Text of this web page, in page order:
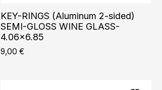
KEY-RINGS (Aluminum 2-sided)
SEMI-GLOSS WINE GLASS-
4.06×6.85
9,00 €